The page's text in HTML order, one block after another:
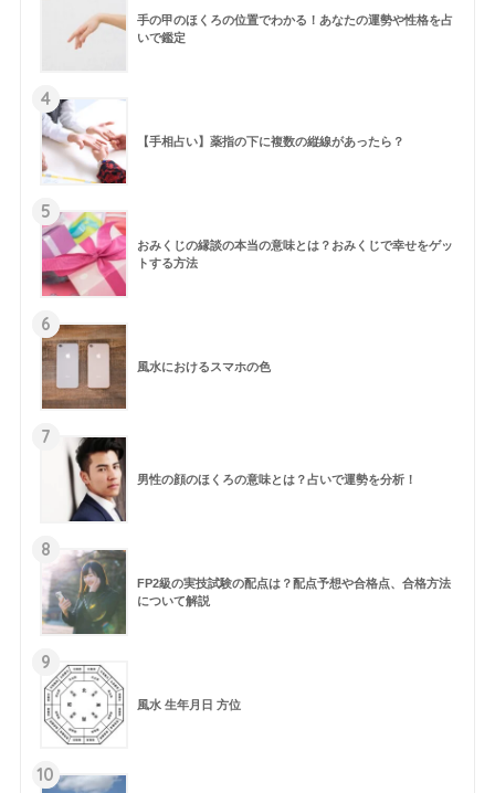
手の甲のほくろの位置でわかる！あなたの運勢や性格を占
いで鑑定
4
【手相占い】薬指の下に複数の縦線があったら？
5
おみくじの縁談の本当の意味とは？おみくじで幸せをゲッ
トする方法
6
風水におけるスマホの色
7
男性の顔のほくろの意味とは？占いで運勢を分析！
8
FP2級の実技試験の配点は？配点予想や合格点、合格方法
について解説
9
風水 生年月日 方位
10